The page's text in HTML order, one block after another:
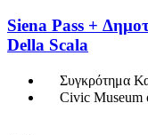
Siena Pass +
Della Scala
Συγκρότημα
Civic Museum